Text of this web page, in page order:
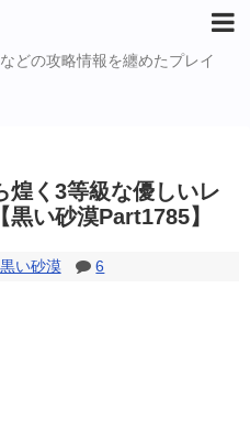
どの攻略情報を纏めたプレイ
煌く3等級な優しいレ
い砂漠Part1785】
黒い砂漠 6